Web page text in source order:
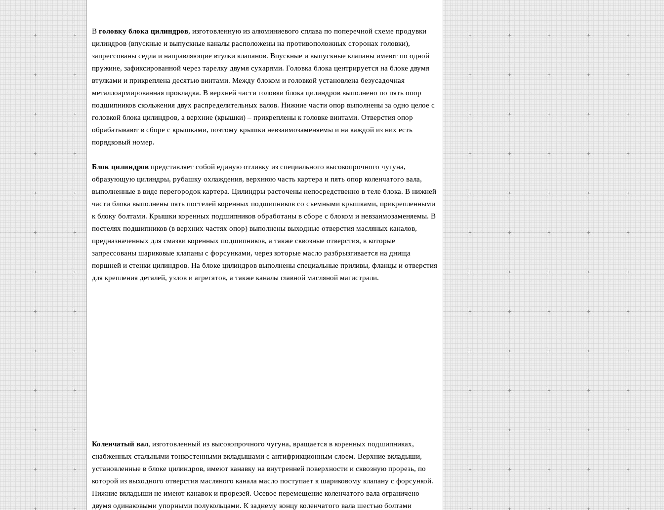
В головку блока цилиндров, изготовленную из алюминиевого сплава по поперечной схеме продувки
цилиндров (впускные и выпускные каналы расположены на противоположных сторонах головки),
запрессованы седла и направляющие втулки клапанов. Впускные и выпускные клапаны имеют по одной
пружине, зафиксированной через тарелку двумя сухарями. Головка блока центрируется на блоке двумя
втулками и прикреплена десятью винтами. Между блоком и головкой установлена безусадочная
металлоармированная прокладка. В верхней части головки блока цилиндров выполнено по пять опор
подшипников скольжения двух распределительных валов. Нижние части опор выполнены за одно целое с
головкой блока цилиндров, а верхние (крышки) – прикреплены к головке винтами. Отверстия опор
обрабатывают в сборе с крышками, поэтому крышки невзаимозаменяемы и на каждой из них есть
порядковый номер.
Блок цилиндровпредставляет собой единую отливку из специального высокопрочного чугуна,
образующую цилиндры, рубашку охлаждения, верхнюю часть картера и пять опор коленчатого вала,
выполненные в виде перегородок картера. Цилиндры расточены непосредственно в теле блока. В нижней
части блока выполнены пять постелей коренных подшипников со съемными крышками, прикрепленными
к блоку болтами. Крышки коренных подшипников обработаны в сборе с блоком и невзаимозаменяемы. В
постелях подшипников (в верхних частях опор) выполнены выходные отверстия масляных каналов,
предназначенных для смазки коренных подшипников, а также сквозные отверстия, в которые
запрессованы шариковые клапаны с форсунками, через которые масло разбрызгивается на днища
поршней и стенки цилиндров. На блоке цилиндров выполнены специальные приливы, фланцы и отверстия
для крепления деталей, узлов и агрегатов, а также каналы главной масляной магистрали.
Коленчатый вал, изготовленный из высокопрочного чугуна, вращается в коренных подшипниках,
снабженных стальными тонкостенными вкладышами с антифрикционным слоем. Верхние вкладыши,
установленные в блоке цилиндров, имеют канавку на внутренней поверхности и сквозную прорезь, по
которой из выходного отверстия масляного канала масло поступает к шариковому клапану с форсункой.
Нижние вкладыши не имеют канавок и прорезей. Осевое перемещение коленчатого вала ограничено
двумя одинаковыми упорными полукольцами. К заднему концу коленчатого вала шестью болтами